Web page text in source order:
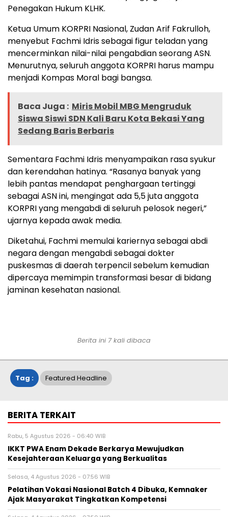
Penegakan Hukum KLHK.
Ketua Umum KORPRI Nasional, Zudan Arif Fakrulloh,
menyebut Fachmi Idris sebagai figur teladan yang
mencerminkan nilai-nilai pengabdian seorang ASN.
Menurutnya, seluruh anggota KORPRI harus mampu
menjadi Kompas Moral bagi bangsa.
Baca Juga : Miris Mobil MBG Mengruduk
Siswa Siswi SDN Kali Baru Kota Bekasi Yang
Sedang Baris Berbaris
Sementara Fachmi Idris menyampaikan rasa syukur
dan kerendahan hatinya. “Rasanya banyak yang
lebih pantas mendapat penghargaan tertinggi
sebagai ASN ini, mengingat ada 5,5 juta anggota
KORPRI yang mengabdi di seluruh pelosok negeri,”
ujarnya kepada awak media.
Diketahui, Fachmi memulai kariernya sebagai abdi
negara dengan mengabdi sebagai dokter
puskesmas di daerah terpencil sebelum kemudian
dipercaya memimpin transformasi besar di bidang
jaminan kesehatan nasional.
Berita ini 7 kali dibaca
Tag : Featured Headline
BERITA TERKAIT
Rabu, 5 Agustus 2026 - 06:40 WIB
IKKT PWA Enam Dekade Berkarya Mewujudkan
Kesejahteraan Keluarga yang Berkualitas
Selasa, 4 Agustus 2026 - 07:56 WIB
Pelatihan Vokasi Nasional Batch 4 Dibuka, Kemnaker
Ajak Masyarakat Tingkatkan Kompetensi